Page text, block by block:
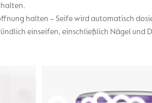
halten – Seife wird automatisch
einseifen, einschließlich Nägel und